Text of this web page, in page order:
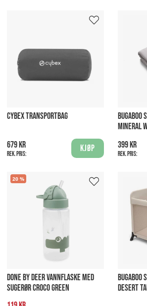
CYBEX TRANSPORTBAG
679 kr
Rek. pris:
Kjøp
BUGABOO
MINERAL
399 kr
Rek. pris:
20
DONE BY DEER VANNFLASKE MED
SUGERØR CROCO GREEN
BUGABOO
DESERT